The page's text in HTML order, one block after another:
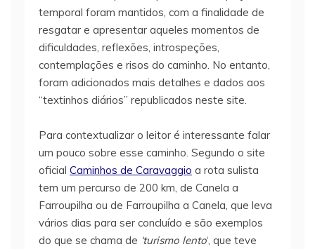
temporal foram mantidos, com a finalidade de
resgatar e apresentar aqueles momentos de
dificuldades, reflexões, introspeções,
contemplações e risos do caminho. No entanto,
foram adicionados mais detalhes e dados aos
“textinhos diários” republicados neste site.
Para contextualizar o leitor é interessante falar
um pouco sobre esse caminho. Segundo o site
oficial Caminhos de Caravaggio a rota sulista
tem um percurso de 200 km, de Canela a
Farroupilha ou de Farroupilha a Canela, que leva
vários dias para ser concluído e são exemplos
do que se chama de ‘turismo lento‘, que teve